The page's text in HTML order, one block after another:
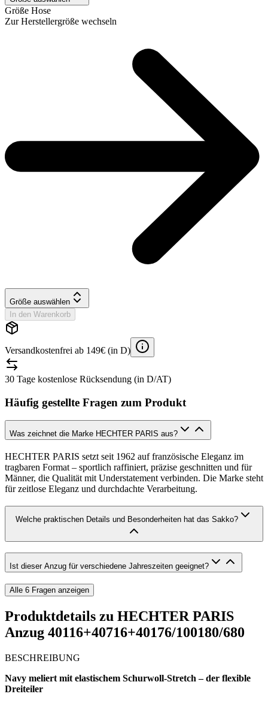
Größe Hose
Zur Herstellergröße wechseln
Größe auswählen
In den Warenkorb
Versandkostenfrei ab 149€ (in D)
30 Tage kostenlose Rücksendung (in D/AT)
Häufig gestellte Fragen zum Produkt
Was zeichnet die Marke HECHTER PARIS aus?
HECHTER PARIS setzt seit 1962 auf französische Eleganz im
tragbaren Format – sportlich raffiniert, präzise geschnitten und für
Männer, die Qualität mit Understatement verbinden. Die Marke steht
für zeitlose Eleganz und durchdachte Verarbeitung.
Welche praktischen Details und Besonderheiten hat das Sakko?
Ist dieser Anzug für verschiedene Jahreszeiten geeignet?
Alle 6 Fragen anzeigen
Produktdetails zu HECHTER PARIS
Anzug 40116+40716+40176/100180/680
BESCHREIBUNG
Navy meliert mit elastischem Schurwoll-Stretch – der flexible
Dreiteiler